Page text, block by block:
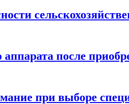
аппарата после
при выборе